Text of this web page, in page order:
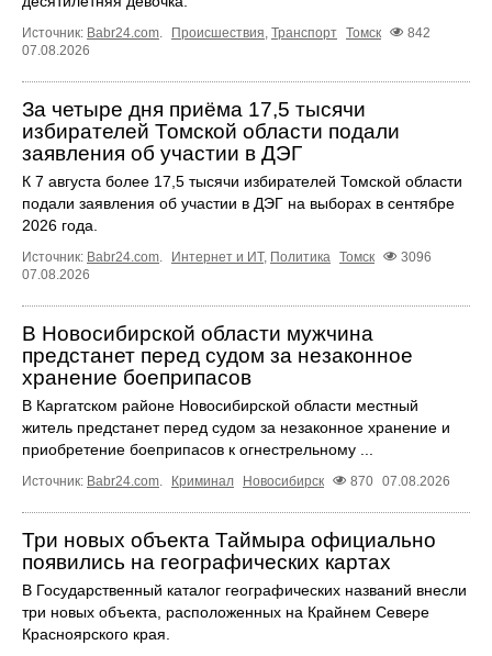
Источник: Babr24.com. Происшествия, Транспорт Томск
842
07.08.2026
За четыре дня приёма 17,5 тысячи
избирателей Томской области подали
заявления об участии в ДЭГ
К 7 августа более 17,5 тысячи избирателей Томской области
подали заявления об участии в ДЭГ на выборах в сентябре
2026 года.
Источник: Babr24.com. Интернет и ИТ, Политика Томск
3096
07.08.2026
В Новосибирской области мужчина
предстанет перед судом за незаконное
хранение боеприпасов
В Каргатском районе Новосибирской области местный
житель предстанет перед судом за незаконное хранение и
приобретение боеприпасов к огнестрельному ...
Источник: Babr24.com. Криминал Новосибирск 870 07.08.2026
Три новых объекта Таймыра официально
появились на географических картах
В Государственный каталог географических названий внесли
три новых объекта, расположенных на Крайнем Севере
Красноярского края.